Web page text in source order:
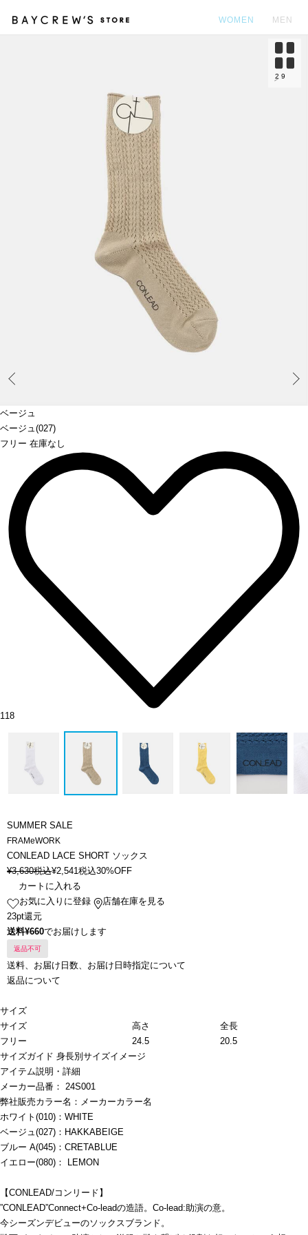
WOMEN MEN
ベージュ
ベージュ(027)
フリー 在庫なし
2 9
118
SUMMER SALE
FRAMeWORK
CONLEAD LACE SHORT ソックス
¥3,630税込¥2,541税込30%OFF
カートに入れる
お気に入りに登録
店舗在庫を見る
23pt還元
送料¥660でお届けします
返品不可
送料、お届け日数、お届け日時指定について
返品について
サイズ
サイズ
高さ
全長
フリー
24.5
20.5
サイズガイド 身長別サイズイメージ
アイテム説明・詳細
メーカー品番： 24S001
弊社販売カラー名：メーカーカラー名
ホワイト(010)：WHITE
ベージュ(027)：HAKKABEIGE
ブルー A(045)：CRETABLUE
イエロー(080)： LEMON
【CONLEAD/コンリード】
”CONLEAD”Connect+Co-leadの造語。Co-lead:助演の意。
今シーズンデビューのソックスブランド。